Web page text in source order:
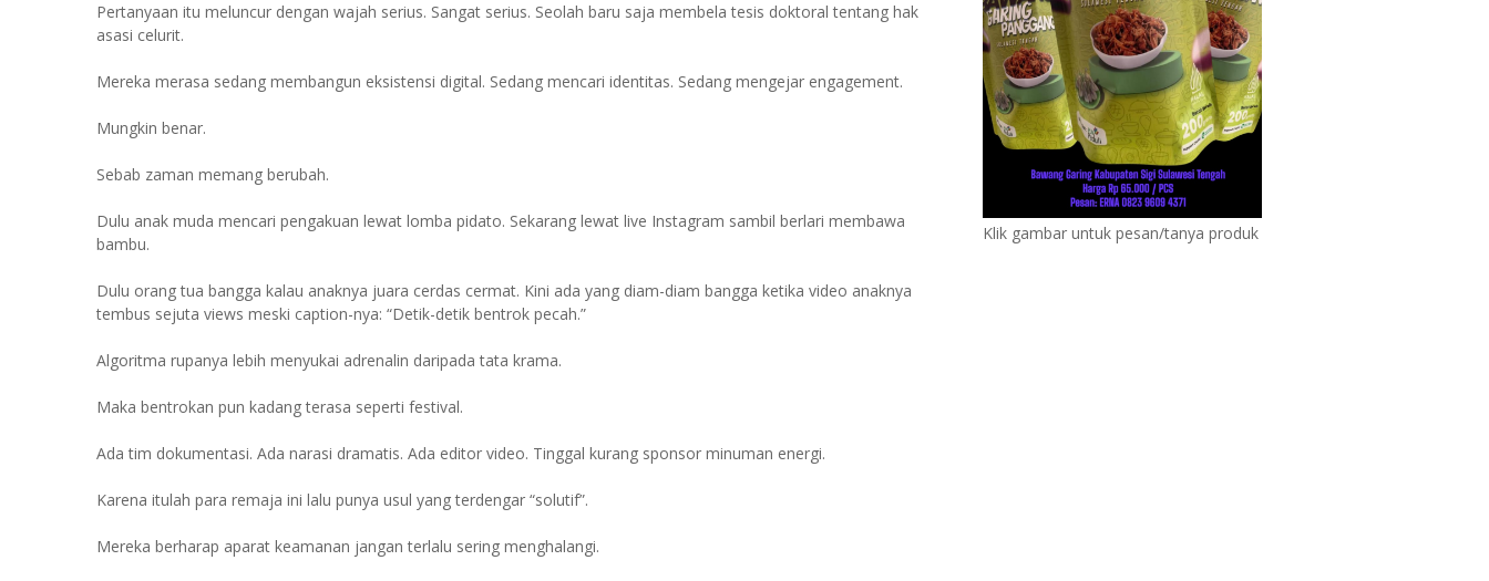
Pertanyaan itu meluncur dengan wajah serius. Sangat serius. Seolah baru saja membela tesis doktoral tentang hak
asasi celurit.
Mereka merasa sedang membangun eksistensi digital. Sedang mencari identitas. Sedang mengejar engagement.
Mungkin benar.
Sebab zaman memang berubah.
Dulu anak muda mencari pengakuan lewat lomba pidato. Sekarang lewat live Instagram sambil berlari membawa
bambu.
Dulu orang tua bangga kalau anaknya juara cerdas cermat. Kini ada yang diam-diam bangga ketika video anaknya
tembus sejuta views meski caption-nya: “Detik-detik bentrok pecah.”
Algoritma rupanya lebih menyukai adrenalin daripada tata krama.
Maka bentrokan pun kadang terasa seperti festival.
Ada tim dokumentasi. Ada narasi dramatis. Ada editor video. Tinggal kurang sponsor minuman energi.
Karena itulah para remaja ini lalu punya usul yang terdengar “solutif”.
Mereka berharap aparat keamanan jangan terlalu sering menghalangi.
Klik gambar untuk pesan/tanya produk